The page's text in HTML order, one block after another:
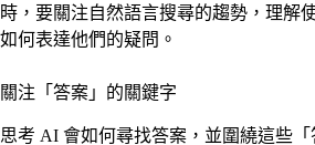
時，要關注自然語言搜尋的趨勢，理解
如何表達他們的疑問。
關注「答案」的關鍵字
思考 AI 會如何尋找答案，並圍繞這些